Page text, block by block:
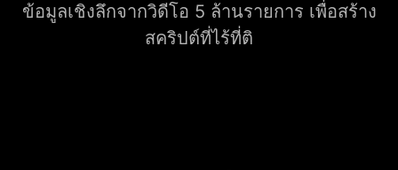
ข้อมูลเชิงลึกจากวิดีโอ 5 ล้านรายการ เพื่อสร้าง
สคริปต์ที่ไร้ที่ติ